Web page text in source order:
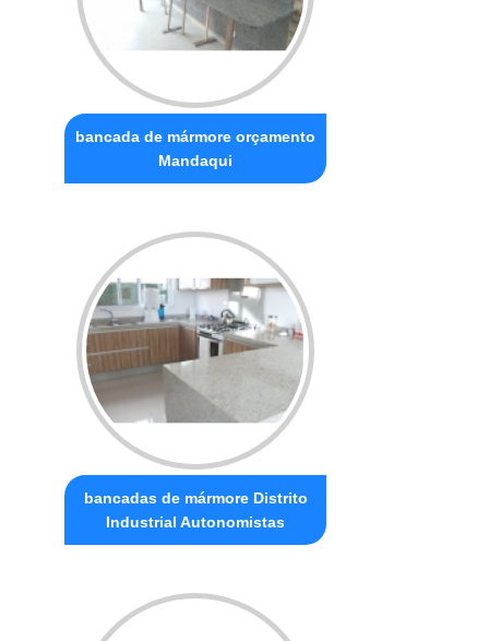
bancada de mármore orçamento
Mandaqui
bancadas de mármore Distrito
Industrial Autonomistas